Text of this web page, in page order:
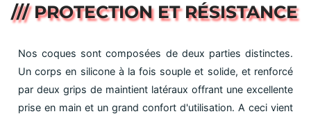
/// PROTECTION ET RÉSISTANCE
Nos coques sont composées de deux parties distinctes.
Un corps en silicone à la fois souple et solide, et renforcé
par deux grips de maintient latéraux offrant une excellente
prise en main et un grand confort d'utilisation. A ceci vient